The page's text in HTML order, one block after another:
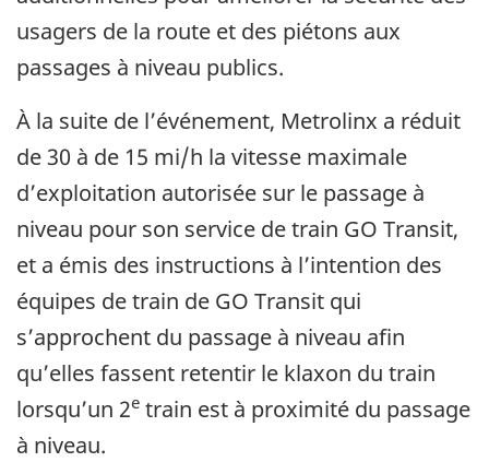
usagers de la route et des piétons aux
passages à niveau publics.
À la suite de l’événement, Metrolinx a réduit
de 30 à de 15 mi/h la vitesse maximale
d’exploitation autorisée sur le passage à
niveau pour son service de train GO Transit,
et a émis des instructions à l’intention des
équipes de train de GO Transit qui
s’approchent du passage à niveau afin
qu’elles fassent retentir le klaxon du train
lorsqu’un 2e train est à proximité du passage
à niveau.